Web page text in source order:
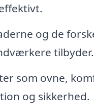
og de
tilbyder.
som ovne,
og sikkerhed.